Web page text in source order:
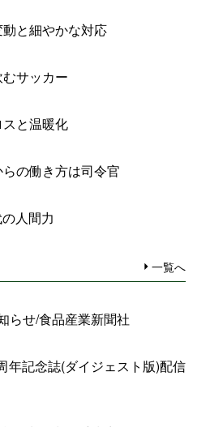
動と細やかな対応
むサッカー
スと温暖化
らの働き方は司令官
人間力
一覧へ
らせ/食品産業新聞社
年記念誌(ダイジェスト版)配信